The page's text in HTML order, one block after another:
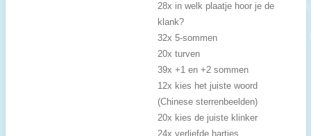
28x in welk plaatje hoor je de
klank?
32x 5-sommen
20x turven
39x +1 en +2 sommen
12x kies het juiste woord
(Chinese sterrenbeelden)
20x kies de juiste klinker
24x verliefde hartjes